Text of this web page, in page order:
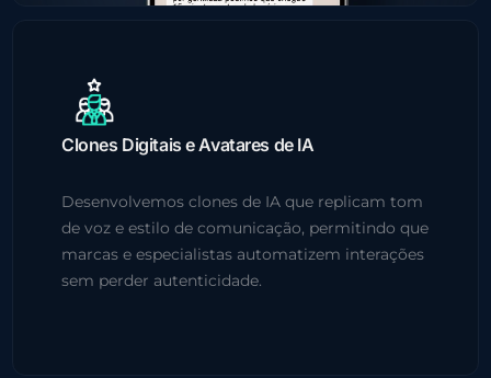
Clones Digitais e Avatares de IA
Desenvolvemos clones de IA que replicam tom
de voz e estilo de comunicação, permitindo que
marcas e especialistas automatizem interações
sem perder autenticidade.